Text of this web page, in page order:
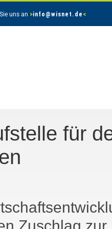
uns an >info@wisnet.de <
für
Zuschlag